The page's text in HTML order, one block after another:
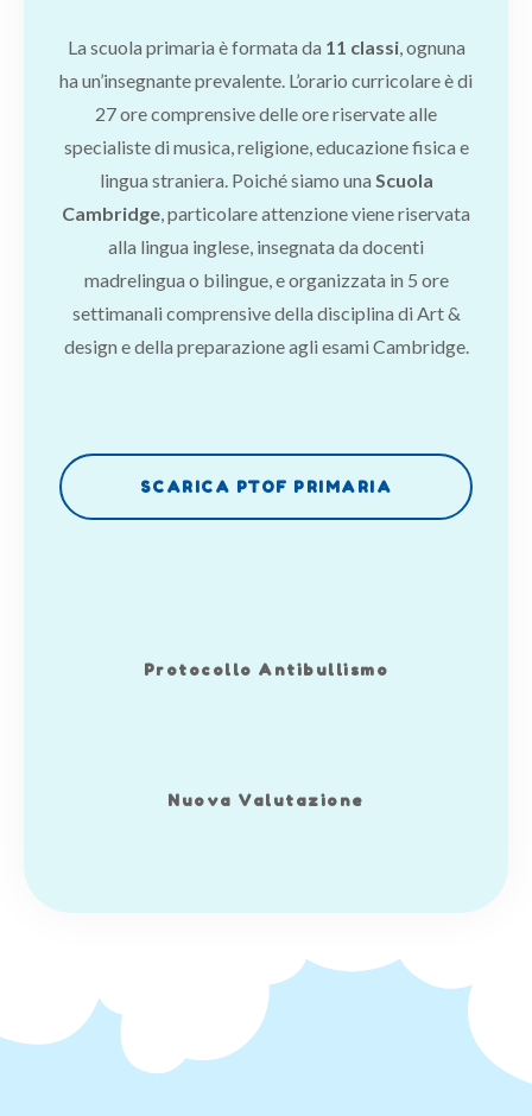
La scuola primaria è formata da 11 classi, ognuna
ha un’insegnante prevalente. L’orario curricolare è di
27 ore comprensive delle ore riservate alle
specialiste di musica, religione, educazione fisica e
lingua straniera. Poiché siamo una Scuola
Cambridge, particolare attenzione viene riservata
alla lingua inglese, insegnata da docenti
madrelingua o bilingue, e organizzata in 5 ore
settimanali comprensive della disciplina di Art &
design e della preparazione agli esami Cambridge.
SCARICA PTOF PRIMARIA
Protocollo Antibullismo
Nuova Valutazione